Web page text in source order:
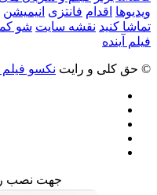
ویدیوها اقدام فانتزی انیمیشن
تماشا کنید نقشه سایت شو
فیلم آینده
© حق کلی و رایت نکسو فیلم
جهت نصب